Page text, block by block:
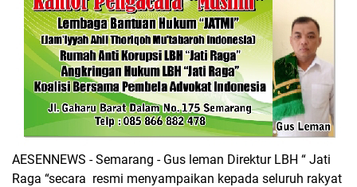
AESENNEWS - Semarang - Gus leman Direktur LBH “ Jati
Raga “secara resmi menyampaikan kepada seluruh rakyat